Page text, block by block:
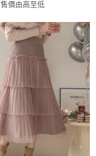
售價由高至低